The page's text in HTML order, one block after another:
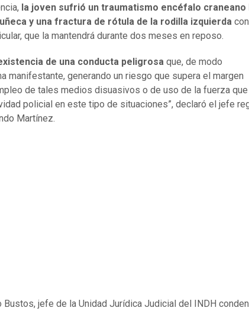
la joven sufrió un traumatismo encéfalo craneano
y una fractura de rótula de la rodilla izquierda con
que la mantendrá durante dos meses en reposo.
de una conducta peligrosa que, de modo
manifestante, generando un riesgo que supera el margen
de tales medios disuasivos o de uso de la fuerza que
policial en este tipo de situaciones”, declaró el jefe
Martínez.
Bustos, jefe de la Unidad Jurídica Judicial del INDH